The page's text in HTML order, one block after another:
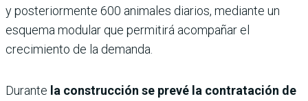
y posteriormente 600 animales diarios, mediante un
esquema modular que permitirá acompañar el
crecimiento de la demanda.
Durante la construcción se prevé la contratación de